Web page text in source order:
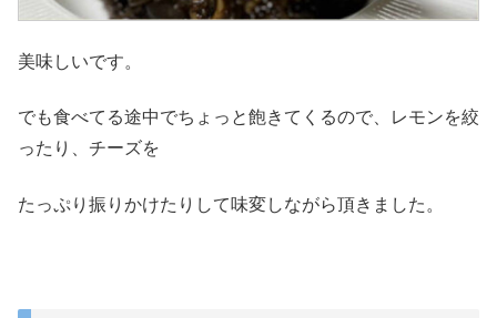
美味しいです。
でも食べてる途中でちょっと飽きてくるので、レモンを絞
ったり、チーズを
たっぷり振りかけたりして味変しながら頂きました。